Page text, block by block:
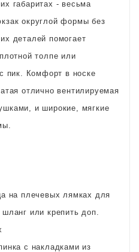
габаритах - весьма
округлой формы без
деталей помогает
толпе или
пик. Комфорт в носке
отлично вентилируемая
и широкие, мягкие
на плечевых лямках для
или крепить доп.
с накладками из